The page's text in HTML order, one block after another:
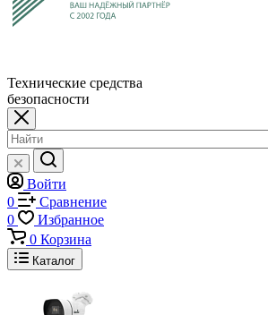
Технические средства
безопасности
Войти
0
Сравнение
0
Избранное
0 Корзина
Каталог